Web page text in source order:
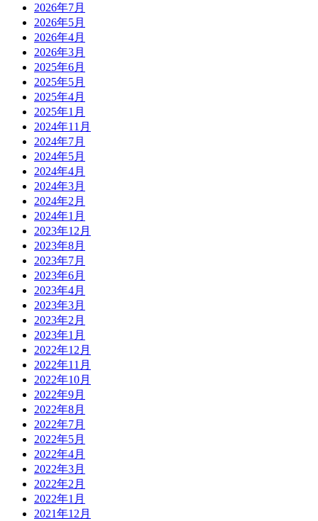
2026年7月
2026年5月
2026年4月
2026年3月
2025年6月
2025年5月
2025年4月
2025年1月
2024年11月
2024年7月
2024年5月
2024年4月
2024年3月
2024年2月
2024年1月
2023年12月
2023年8月
2023年7月
2023年6月
2023年4月
2023年3月
2023年2月
2023年1月
2022年12月
2022年11月
2022年10月
2022年9月
2022年8月
2022年7月
2022年5月
2022年4月
2022年3月
2022年2月
2022年1月
2021年12月